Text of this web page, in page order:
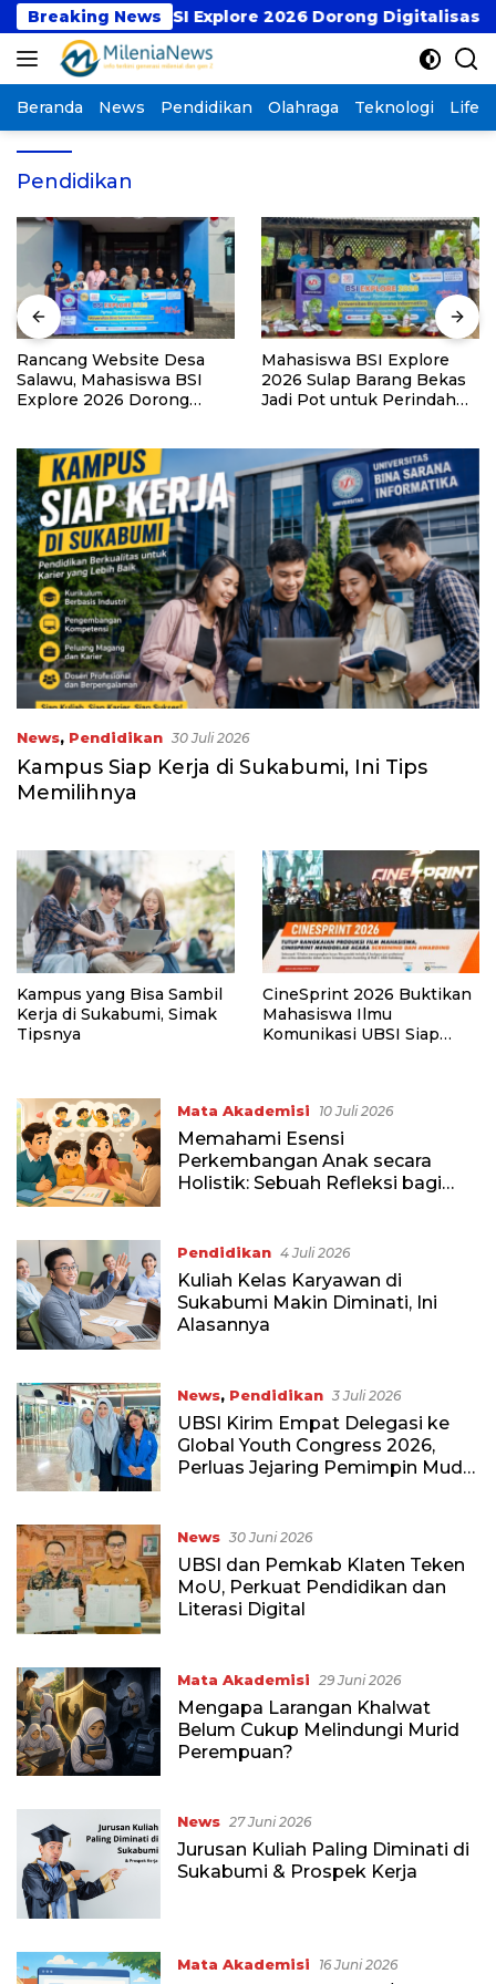
Langsung
ke
konten
Breaking News
BSI Explore 2026 Dorong Digitalisasi Layanan
Beranda News Pendidikan Olahraga Teknologi
Pendidikan
Mahasiswa BSI Explore
2026 Sulap Barang Bekas
Jadi Pot untuk Perindah
Tim Wushu Indonesia Raih
Enam Medali di Taolu
World Cup 2026
News, Pendidikan 30 Juli 2026
Kampus Siap Kerja di Sukabumi, Ini Tips
Memilihnya
Kampus yang Bisa Sambil
Kerja di Sukabumi, Simak
Tipsnya
CineSprint 2026 Buktikan
Mahasiswa Ilmu
Komunikasi UBSI Siap
Mata Akademisi 10 Juli 2026
Memahami Esensi
Perkembangan Anak secara
Holistik: Sebuah Refleksi bagi
Pendidikan 4 Juli 2026
Kuliah Kelas Karyawan di
Sukabumi Makin Diminati, Ini
Alasannya
News, Pendidikan 3 Juli 2026
UBSI Kirim Empat Delegasi ke
Global Youth Congress 2026,
Perluas Jejaring Pemimpin Muda
News 30 Juni 2026
UBSI dan Pemkab Klaten Teken
MoU, Perkuat Pendidikan dan
Literasi Digital
Mata Akademisi 29 Juni 2026
Mengapa Larangan Khalwat
Belum Cukup Melindungi Murid
Perempuan?
News 27 Juni 2026
Jurusan Kuliah Paling Diminati di
Sukabumi & Prospek Kerja
Mata Akademisi 16 Juni 2026